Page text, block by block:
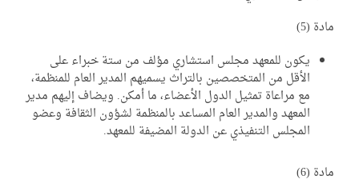
يكون للمعهد مجلس استشاري مؤلف من ستة خبراء على
الأقل من المتخصصين بالتراث يسميهم المدير العام للمنظمة،
مع مراعاة تمثيل الدول الأعضاء، ما أمكن. ويضاف إليهم مدير
المعهد والمدير العام المساعد بالمنظمة لشؤون الثقافة وعضو
المجلس التنفيذي عن الدولة المضيفة للمعهد.